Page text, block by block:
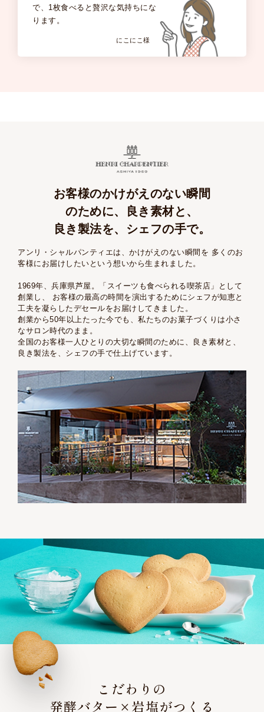
にこにこ様
で、1枚食べると贅沢な気持ちにな
ります。
お客様のかけがえのない瞬間
のために、
良き素材と、
良き製法を、シェフの手で。
アンリ・シャルパンティエは、かけがえのない瞬間を 多くのお
客様にお届けしたいという想いから生まれました。
1969年、兵庫県芦屋。「スイーツも食べられる喫茶店」として
創業し、
お客様の最高の時間を演出するためにシェフが知恵と
工夫を凝らしたデセールをお届けしてきました。
創業から50年以上たった今でも、私たちのお菓子づくりは小さ
なサロン時代のまま。
全国のお客様一人ひとりの大切な瞬間のために、良き素材と、
良き製法を、シェフの手で仕上げています。
こだわりの
発酵バター×岩塩がつくる